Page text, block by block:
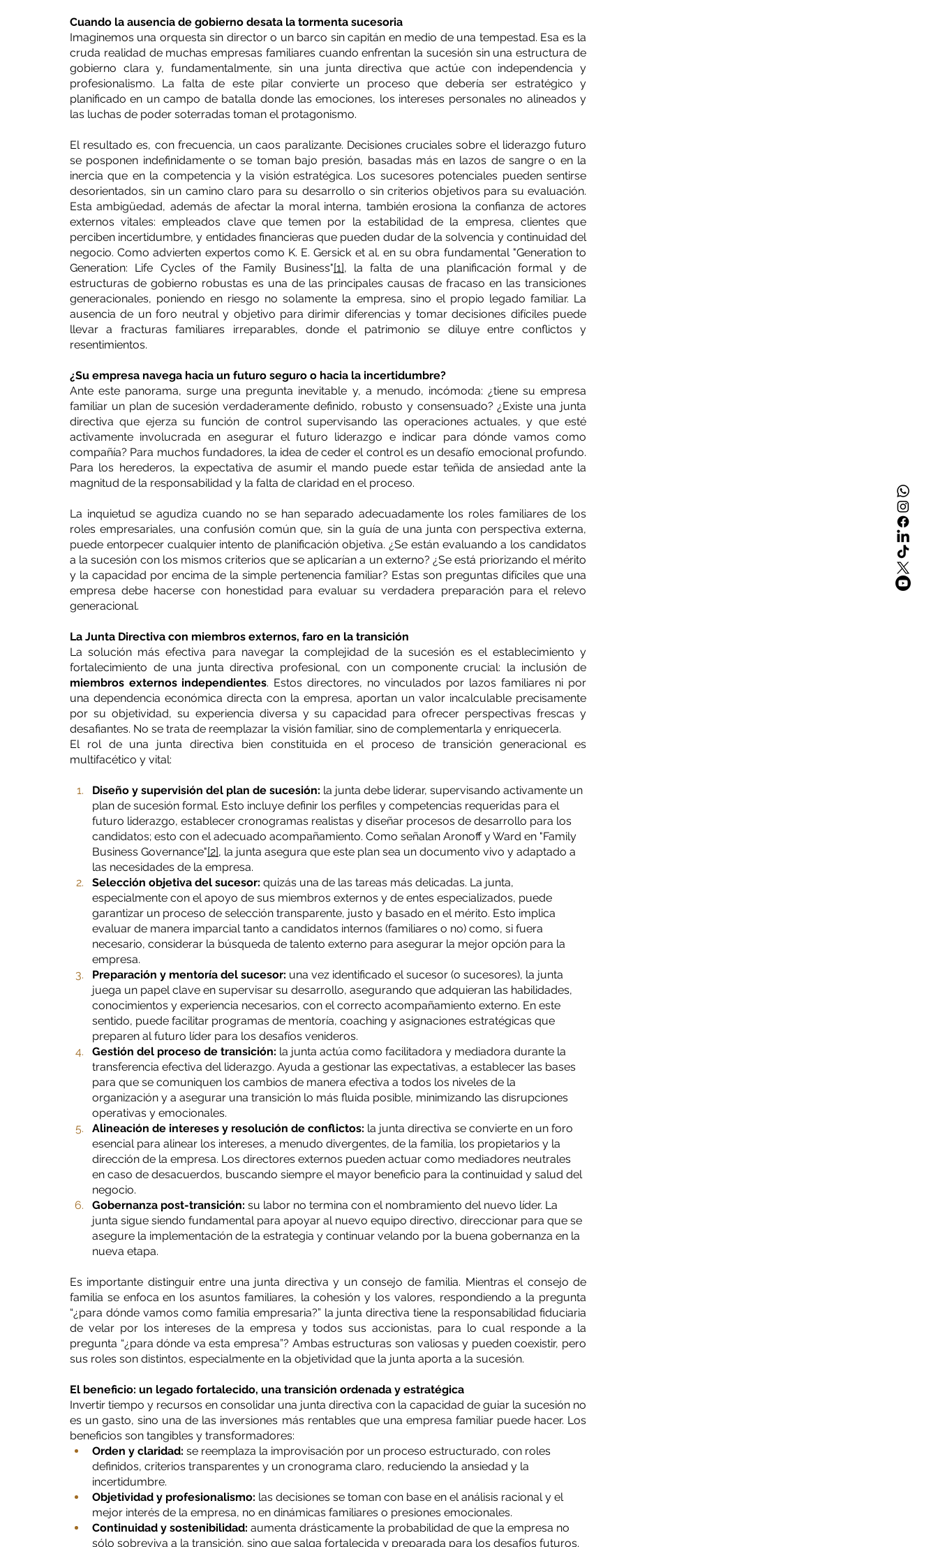
Cuando la ausencia de gobierno desata la tormenta sucesoria
Imaginemos una orquesta sin director o un barco sin capitán en medio de una tempestad. Esa es la
cruda realidad de muchas empresas familiares cuando enfrentan la sucesión sin una estructura de
gobierno clara y, fundamentalmente, sin una junta directiva que actúe con independencia y
profesionalismo. La falta de este pilar convierte un proceso que debería ser estratégico y
planificado en un campo de batalla donde las emociones, los intereses personales no alineados y
las luchas de poder soterradas toman el protagonismo.
El resultado es, con frecuencia, un caos paralizante. Decisiones cruciales sobre el liderazgo futuro
se posponen indefinidamente o se toman bajo presión, basadas más en lazos de sangre o en la
inercia que en la competencia y la visión estratégica. Los sucesores potenciales pueden sentirse
desorientados, sin un camino claro para su desarrollo o sin criterios objetivos para su evaluación.
Esta ambigüedad, además de afectar la moral interna, también erosiona la confianza de actores
externos vitales: empleados clave que temen por la estabilidad de la empresa, clientes que
perciben incertidumbre, y entidades financieras que pueden dudar de la solvencia y continuidad del
negocio. Como advierten expertos como K. E. Gersick et al. en su obra fundamental "Generation to
Generation: Life Cycles of the Family Business"[1], la falta de una planificación formal y de
estructuras de gobierno robustas es una de las principales causas de fracaso en las transiciones
generacionales, poniendo en riesgo no solamente la empresa, sino el propio legado familiar. La
ausencia de un foro neutral y objetivo para dirimir diferencias y tomar decisiones difíciles puede
llevar a fracturas familiares irreparables, donde el patrimonio se diluye entre conflictos y
resentimientos.
¿Su empresa navega hacia un futuro seguro o hacia la incertidumbre?
Ante este panorama, surge una pregunta inevitable y, a menudo, incómoda: ¿tiene su empresa
familiar un plan de sucesión verdaderamente definido, robusto y consensuado? ¿Existe una junta
directiva que ejerza su función de control supervisando las operaciones actuales, y que esté
activamente involucrada en asegurar el futuro liderazgo e indicar para dónde vamos como
compañía? Para muchos fundadores, la idea de ceder el control es un desafío emocional profundo.
Para los herederos, la expectativa de asumir el mando puede estar teñida de ansiedad ante la
magnitud de la responsabilidad y la falta de claridad en el proceso.
La inquietud se agudiza cuando no se han separado adecuadamente los roles familiares de los
roles empresariales, una confusión común que, sin la guía de una junta con perspectiva externa,
puede entorpecer cualquier intento de planificación objetiva. ¿Se están evaluando a los candidatos
a la sucesión con los mismos criterios que se aplicarían a un externo? ¿Se está priorizando el mérito
y la capacidad por encima de la simple pertenencia familiar? Estas son preguntas difíciles que una
empresa debe hacerse con honestidad para evaluar su verdadera preparación para el relevo
generacional.
La Junta Directiva con miembros externos, faro en la transición
La solución más efectiva para navegar la complejidad de la sucesión es el establecimiento y
miembros externos independientes. Estos directores, no vinculados por lazos familiares ni por
una dependencia económica directa con la empresa, aportan un valor incalculable precisamente
por su objetividad, su experiencia diversa y su capacidad para ofrecer perspectivas frescas y
desafiantes. No se trata de reemplazar la visión familiar, sino de complementarla y enriquecerla.
El rol de una junta directiva bien constituida en el proceso de transición generacional es
multifacético y vital:
Diseño y supervisión del plan de sucesión: la junta debe liderar, supervisando activamente un
plan de sucesión formal. Esto incluye definir los perfiles y competencias requeridas para el
futuro liderazgo, establecer cronogramas realistas y diseñar procesos de desarrollo para los
candidatos; esto con el adecuado acompañamiento. Como señalan Aronoff y Ward en "Family
Business Governance"[2], la junta asegura que este plan sea un documento vivo y adaptado a
las necesidades de la empresa.
Selección objetiva del sucesor: quizás una de las tareas más delicadas. La junta,
especialmente con el apoyo de sus miembros externos y de entes especializados, puede
garantizar un proceso de selección transparente, justo y basado en el mérito. Esto implica
evaluar de manera imparcial tanto a candidatos internos (familiares o no) como, si fuera
necesario, considerar la búsqueda de talento externo para asegurar la mejor opción para la
empresa.
Preparación y mentoría del sucesor: una vez identificado el sucesor (o sucesores), la junta
juega un papel clave en supervisar su desarrollo, asegurando que adquieran las habilidades,
conocimientos y experiencia necesarios, con el correcto acompañamiento externo. En este
sentido, puede facilitar programas de mentoría, coaching y asignaciones estratégicas que
preparen al futuro líder para los desafíos venideros.
Gestión del proceso de transición: la junta actúa como facilitadora y mediadora durante la
transferencia efectiva del liderazgo. Ayuda a gestionar las expectativas, a establecer las bases
para que se comuniquen los cambios de manera efectiva a todos los niveles de la
organización y a asegurar una transición lo más fluida posible, minimizando las disrupciones
operativas y emocionales.
Alineación de intereses y resolución de conflictos: la junta directiva se convierte en un foro
esencial para alinear los intereses, a menudo divergentes, de la familia, los propietarios y la
dirección de la empresa. Los directores externos pueden actuar como mediadores neutrales
en caso de desacuerdos, buscando siempre el mayor beneficio para la continuidad y salud del
negocio.
Gobernanza post-transición: su labor no termina con el nombramiento del nuevo líder. La
junta sigue siendo fundamental para apoyar al nuevo equipo directivo, direccionar para que se
asegure la implementación de la estrategia y continuar velando por la buena gobernanza en la
nueva etapa.
Es importante distinguir entre una junta directiva y un consejo de familia. Mientras el consejo de
familia se enfoca en los asuntos familiares, la cohesión y los valores, respondiendo a la pregunta
“¿para dónde vamos como familia empresaria?” la junta directiva tiene la responsabilidad fiduciaria
de velar por los intereses de la empresa y todos sus accionistas, para lo cual responde a la
pregunta “¿para dónde va esta empresa”? Ambas estructuras son valiosas y pueden coexistir, pero
sus roles son distintos, especialmente en la objetividad que la junta aporta a la sucesión.
El beneficio: un legado fortalecido, una transición ordenada y estratégica
Invertir tiempo y recursos en consolidar una junta directiva con la capacidad de guiar la sucesión no
es un gasto, sino una de las inversiones más rentables que una empresa familiar puede hacer. Los
beneficios son tangibles y transformadores:
Orden y claridad: se reemplaza la improvisación por un proceso estructurado, con roles
definidos, criterios transparentes y un cronograma claro, reduciendo la ansiedad y la
incertidumbre.
Objetividad y profesionalismo: las decisiones se toman con base en el análisis racional y el
mejor interés de la empresa, no en dinámicas familiares o presiones emocionales.
Continuidad y sostenibilidad: aumenta drásticamente la probabilidad de que la empresa no
sólo sobreviva a la transición, sino que salga fortalecida y preparada para los desafíos futuros.